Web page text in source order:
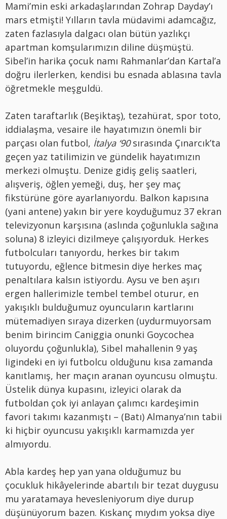
Mami’min eski arkadaşlarından Zohrap Dayday’ı
mars etmişti! Yılların tavla müdavimi adamcağız,
zaten fazlasıyla dalgacı olan bütün yazlıkçı
apartman komşularımızın diline düşmüştü.
Sibel’in harika çocuk namı Rahmanlar’dan Kartal’a
doğru ilerlerken, kendisi bu esnada ablasına tavla
öğretmekle meşguldü.
Zaten taraftarlık (Beşiktaş), tezahürat, spor toto,
iddialaşma, vesaire ile hayatımızın önemli bir
parçası olan futbol, İtalya ‘90sırasında Çınarcık’ta
geçen yaz tatilimizin ve gündelik hayatımızın
merkezi olmuştu. Denize gidiş geliş saatleri,
alışveriş, öğlen yemeği, duş, her şey maç
fikstürüne göre ayarlanıyordu. Balkon kapısına
(yani antene) yakın bir yere koyduğumuz 37 ekran
televizyonun karşısına (aslında çoğunlukla sağına
soluna) 8 izleyici dizilmeye çalışıyorduk. Herkes
futbolcuları tanıyordu, herkes bir takım
tutuyordu, eğlence bitmesin diye herkes maç
penaltılara kalsın istiyordu. Aysu ve ben aşırı
ergen hallerimizle tembel tembel oturur, en
yakışıklı bulduğumuz oyuncuların kartlarını
mütemadiyen sıraya dizerken (uydurmuyorsam
benim birincim Caniggia onunki Goycochea
oluyordu çoğunlukla), Sibel mahallenin 9 yaş
ligindeki en iyi futbolcu olduğunu kısa zamanda
kanıtlamış, her maçın aranan oyuncusu olmuştu.
Üstelik dünya kupasını, izleyici olarak da
futboldan çok iyi anlayan çalımcı kardeşimin
favori takımı kazanmıştı – (Batı) Almanya’nın tabii
ki hiçbir oyuncusu yakışıklı karmamızda yer
almıyordu.
Abla kardeş hep yan yana olduğumuz bu
çocukluk hikâyelerinde abartılı bir tezat duygusu
mu yaratamaya hevesleniyorum diye durup
düşünüyorum bazen. Kıskanç mıydım yoksa diye